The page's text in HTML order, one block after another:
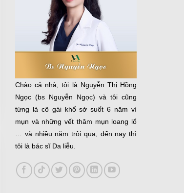
Chào cả nhà, tôi là Nguyễn Thị Hồng
Ngọc (bs Nguyễn Ngọc) và tôi cũng
từng là cô gái khổ sở suốt 6 năm vì
mụn và những vết thâm mụn loang lổ
… và nhiều năm trôi qua, đến nay thì
tôi là bác sĩ Da liễu.